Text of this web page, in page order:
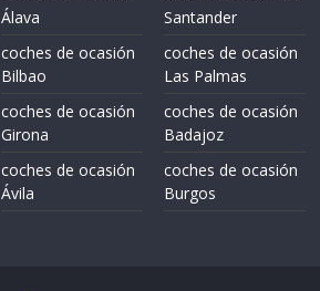
Álava
coches de ocasión
Bilbao
coches de ocasión
Girona
coches de ocasión
Ávila
Santander
coches de ocasión
Las Palmas
coches de ocasión
Badajoz
coches de ocasión
Burgos